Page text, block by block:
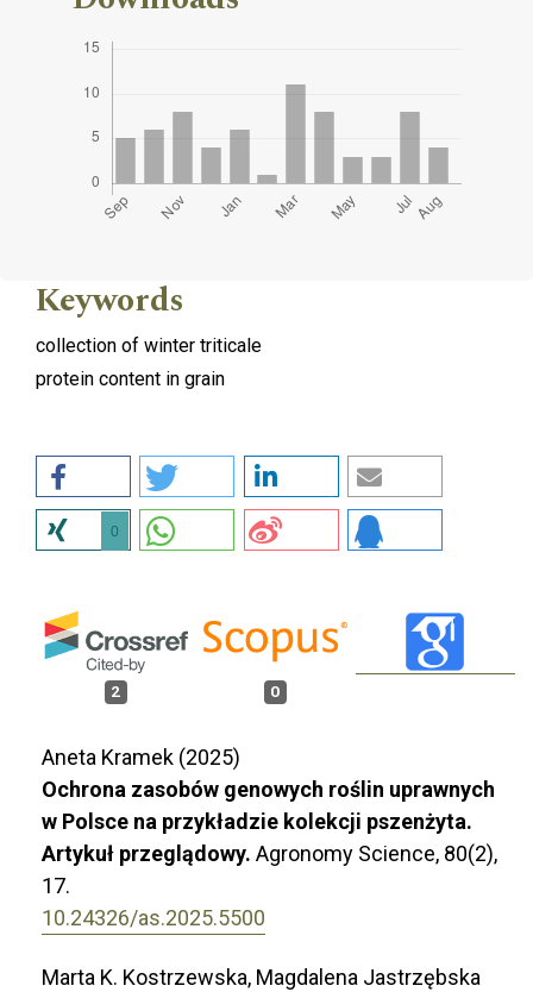
Keywords
collection of winter triticale
protein content in grain
0
2 0
Aneta Kramek (2025)
Ochrona zasobów genowych roślin uprawnych
w Polsce na przykładzie kolekcji pszenżyta.
Artykuł przeglądowy. Agronomy Science, 80(2),
17.
10.24326/as.2025.5500
Marta K. Kostrzewska, Magdalena Jastrzębska